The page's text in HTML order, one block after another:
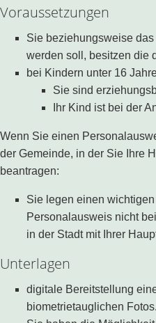
Voraussetzungen
Sie beziehungsweise
werden soll, besitzen die
bei Kindern unter 16
Sie sind
Ihr Kind ist bei der
Wenn Sie einen
der Gemeinde, in der Sie Ihre
beantragen:
Sie legen einen
Personalausweis nicht
in der Stadt mit Ihrer
Unterlagen
digitale Bereitstellung
biometrietauglichen Fotos.